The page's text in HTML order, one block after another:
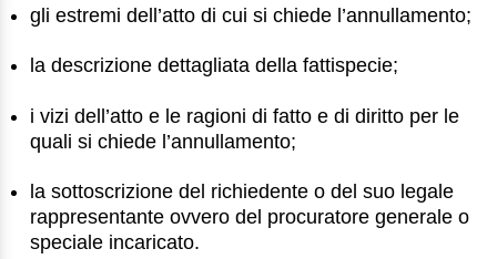
gli estremi dell’atto di cui si chiede l’annullamento;
la descrizione dettagliata della fattispecie;
i vizi dell’atto e le ragioni di fatto e di diritto per le
quali si chiede l’annullamento;
la sottoscrizione del richiedente o del suo legale
rappresentante ovvero del procuratore generale o
speciale incaricato.